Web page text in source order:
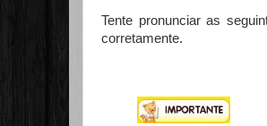
Tente pronunciar as
corretamente.